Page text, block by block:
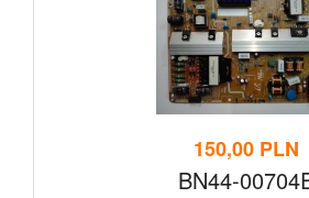
150,00 PLN
BN44-